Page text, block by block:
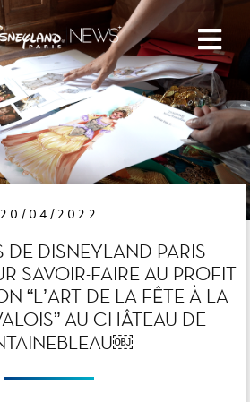
20/04/2022
DE DISNEYLAND PARIS
SAVOIR-FAIRE AU PROFIT
“L’ART DE LA FÊTE À LA
AU CHÂTEAU DE